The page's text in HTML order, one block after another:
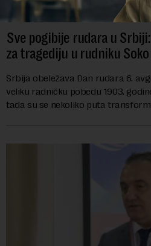
Sve pogibije rudara u
za tragediju u rudniku
Srbija obeležava Dan rudara 6.
veliku radničku pobedu 1903.
tada su se nekoliko puta